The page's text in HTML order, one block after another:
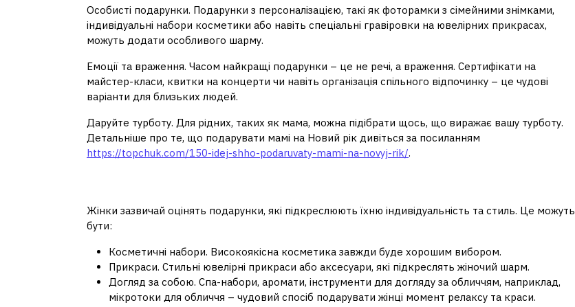
Особисті подарунки. Подарунки з персоналізацією, такі як фоторамки з сімейними знімками,
індивідуальні набори косметики або навіть спеціальні гравіровки на ювелірних прикрасах,
можуть додати особливого шарму.
Емоції та враження. Часом найкращі подарунки – це не речі, а враження. Сертифікати на
майстер-класи, квитки на концерти чи навіть організація спільного відпочинку – це чудові
варіанти для близьких людей.
Даруйте турботу. Для рідних, таких як мама, можна підібрати щось, що виражає вашу турботу.
Детальніше про те, що подарувати мамі на Новий рік дивіться за посиланням
https://topchuk.com/150-idej-shho-podaruvaty-mami-na-novyj-rik/.
Жінки зазвичай оцінять подарунки, які підкреслюють їхню індивідуальність та стиль. Це можуть
бути:
Косметичні набори. Високоякісна косметика завжди буде хорошим вибором.
Прикраси. Стильні ювелірні прикраси або аксесуари, які підкреслять жіночий шарм.
Догляд за собою. Спа-набори, аромати, інструменти для догляду за обличчям, наприклад,
мікротоки для обличчя – чудовий спосіб подарувати жінці момент релаксу та краси.